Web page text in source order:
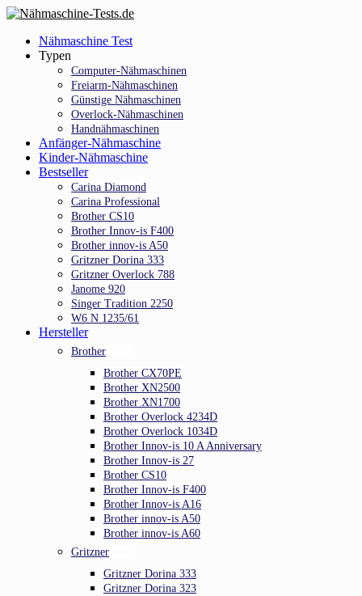
Skip
main
content
Menu
Nähmaschine Test
Typen
Computer-Nähmaschinen
Freiarm-Nähmaschinen
Günstige Nähmaschinen
Overlock-Nähmaschinen
Handnähmaschinen
Anfänger-Nähmaschine
Kinder-Nähmaschine
Bestseller
Carina Diamond
Carina Professional
Brother CS10
Brother Innov-is F400
Brother innov-is A50
Gritzner Dorina 333
Gritzner Overlock 788
Janome 920
Singer Tradition 2250
W6 N 1235/61
Hersteller
Brother
Brother CX70PE
Brother XN2500
Brother XN1700
Brother Overlock 4234D
Brother Overlock 1034D
Brother Innov-is 10 A Anniversary
Brother Innov-is 27
Brother CS10
Brother Innov-is F400
Brother Innov-is A16
Brother innov-is A50
Brother innov-is A60
Gritzner
Gritzner Dorina 333
Gritzner Dorina 323